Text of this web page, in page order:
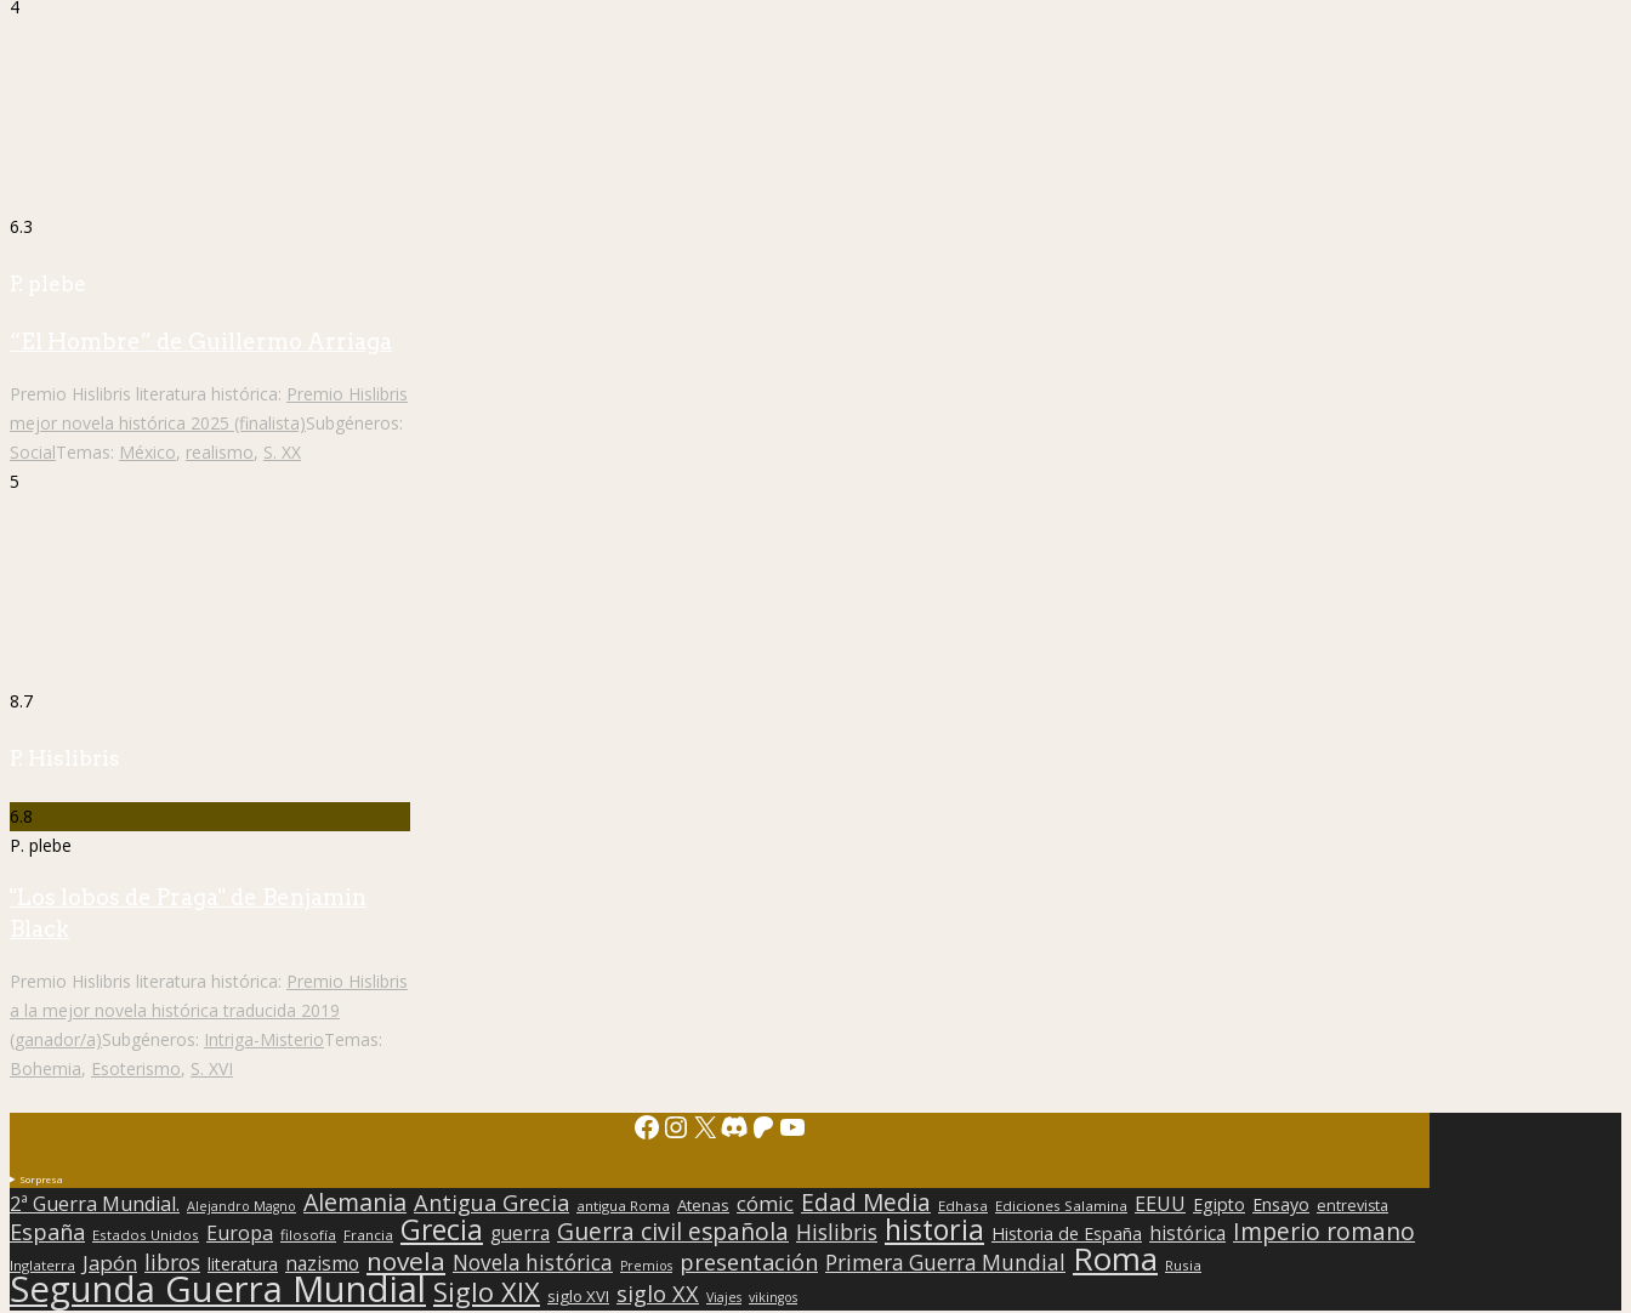
4
6.3
P. plebe
“El Hombre” de Guillermo Arriaga
Premio Hislibris literatura histórica: Premio Hislibris
mejor novela histórica 2025 (finalista)Subgéneros:
SocialTemas: México, realismo, S. XX
5
8.7
P. Hislibris
6.8
P. plebe
"Los lobos de Praga" de Benjamin
Black
Premio Hislibris literatura histórica: Premio Hislibris
a la mejor novela histórica traducida 2019
(ganador/a)Subgéneros: Intriga-MisterioTemas:
Bohemia, Esoterismo, S. XVI
Facebook
Instagram
X Discord
Patreon
YouTube
Sorpresa
2ª Guerra Mundial. Alejandro Magno Alemania Antigua Grecia antigua Roma Atenas cómic Edad Media Edhasa Ediciones Salamina EEUU Egipto Ensayo entrevista
España Estados Unidos Europa filosofía Francia Grecia guerra Guerra civil española Hislibris historia Historia de España histórica Imperio romano
Inglaterra Japón libros literatura nazismo novela Novela histórica Premios presentación Primera Guerra Mundial Roma Rusia
Segunda Guerra Mundial Siglo XIX siglo XVI siglo XX Viajes vikingos